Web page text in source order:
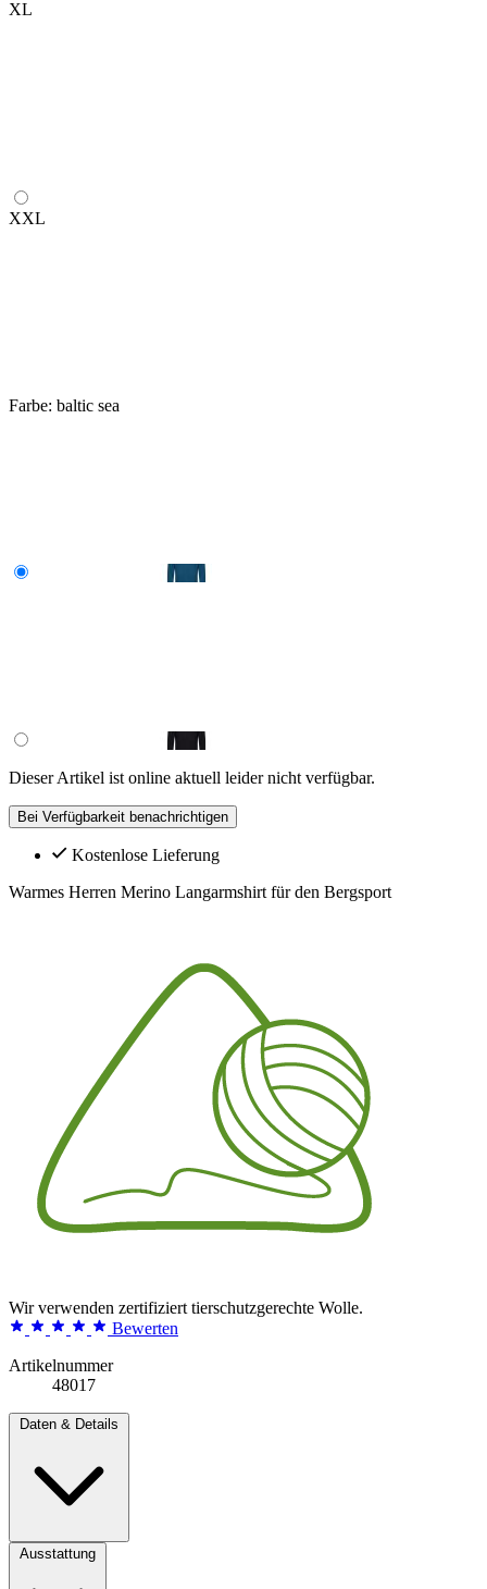
XL
XXL
Farbe: baltic sea
Dieser Artikel ist online aktuell leider nicht verfügbar.
Bei Verfügbarkeit benachrichtigen
Kostenlose Lieferung
Warmes Herren Merino Langarmshirt für den Bergsport
Wir verwenden zertifiziert tierschutzgerechte Wolle.
Bewerten
Artikelnummer
48017
Daten & Details
Ausstattung